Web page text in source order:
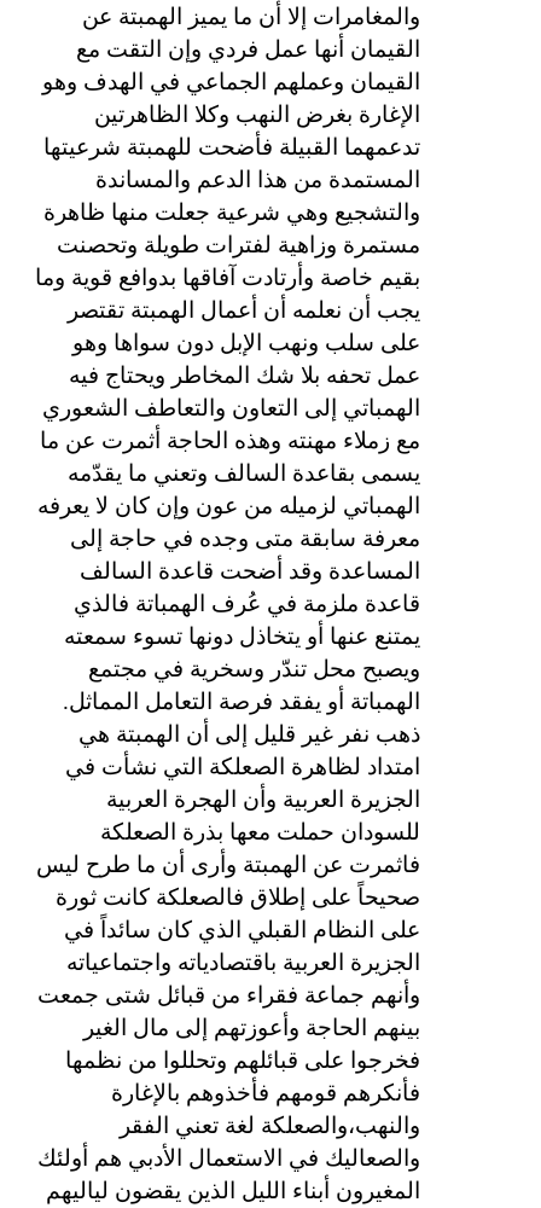
والمغامرات إلا أن ما يميز الهمبتة عن
القيمان أنها عمل فردي وإن التقت مع
القيمان وعملهم الجماعي في الهدف وهو
الإغارة بغرض النهب وكلا الظاهرتين
تدعمهما القبيلة فأضحت للهمبتة شرعيتها
المستمدة من هذا الدعم والمساندة
والتشجيع وهي شرعية جعلت منها ظاهرة
مستمرة وزاهية لفترات طويلة وتحصنت
بقيم خاصة وأرتادت آفاقها بدوافع قوية وما
يجب أن نعلمه أن أعمال الهمبتة تقتصر
على سلب ونهب الإبل دون سواها وهو
عمل تحفه بلا شك المخاطر ويحتاج فيه
الهمباتي إلى التعاون والتعاطف الشعوري
مع زملاء مهنته وهذه الحاجة أثمرت عن ما
يسمى بقاعدة السالف وتعني ما يقدّمه
الهمباتي لزميله من عون وإن كان لا يعرفه
معرفة سابقة متى وجده في حاجة إلى
المساعدة وقد أضحت قاعدة السالف
قاعدة ملزمة في عُرف الهمباتة فالذي
يمتنع عنها أو يتخاذل دونها تسوء سمعته
ويصبح محل تندّر وسخرية في مجتمع
الهمباتة أو يفقد فرصة التعامل المماثل.
ذهب نفر غير قليل إلى أن الهمبتة هي
امتداد لظاهرة الصعلكة التي نشأت في
الجزيرة العربية وأن الهجرة العربية
للسودان حملت معها بذرة الصعلكة
فاثمرت عن الهمبتة وأرى أن ما طرح ليس
صحيحاً على إطلاق فالصعلكة كانت ثورة
على النظام القبلي الذي كان سائداً في
الجزيرة العربية باقتصادياته واجتماعياته
وأنهم جماعة فقراء من قبائل شتى جمعت
بينهم الحاجة وأعوزتهم إلى مال الغير
فخرجوا على قبائلهم وتحللوا من نظمها
فأنكرهم قومهم فأخذوهم بالإغارة
والنهب،والصعلكة لغة تعني الفقر
والصعاليك في الاستعمال الأدبي هم أولئك
المغيرون أبناء الليل الذين يقضون لياليهم